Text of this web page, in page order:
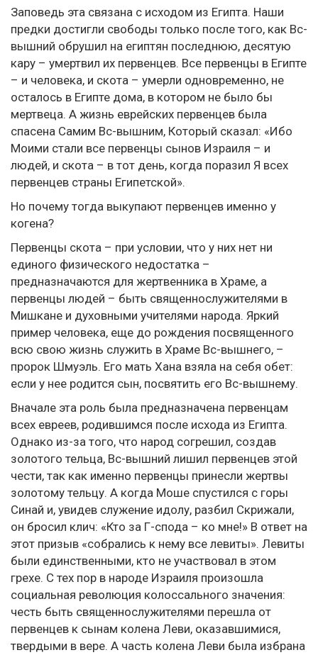
Заповедь эта связана с исходом из Египта. Наши
предки достигли свободы только после того, как Вс-
вышний обрушил на египтян последнюю, десятую
кару – умертвил их первенцев. Все первенцы в Египте
– и человека, и скота – умерли одновременно, не
осталось в Египте дома, в котором не было бы
мертвеца. А жизнь еврейских первенцев была
спасена Самим Вс-вышним, Который сказал: «Ибо
Моими стали все первенцы сынов Израиля – и
людей, и скота – в тот день, когда поразил Я всех
первенцев страны Египетской».
Но почему тогда выкупают первенцев именно у
когена?
Первенцы скота – при условии, что у них нет ни
единого физического недостатка –
предназначаются для жертвенника в Храме, а
первенцы людей – быть священнослужителями в
Мишкане и духовными учителями народа. Яркий
пример человека, еще до рождения посвященного
всю свою жизнь служить в Храме Вс-вышнего, –
пророк Шмуэль. Его мать Хана взяла на себя обет:
если у нее родится сын, посвятить его Вс-вышнему.
Вначале эта роль была предназначена первенцам
всех евреев, родившимся после исхода из Египта.
Однако из-за того, что народ согрешил, создав
золотого тельца, Вс-вышний лишил первенцев этой
чести, так как именно первенцы принесли жертвы
золотому тельцу. А когда Моше спустился с горы
Синай и, увидев служение идолу, разбил Скрижали,
он бросил клич: «Кто за Г-спода – ко мне!» В ответ на
этот призыв «собрались к нему все левиты». Левиты
были единственными, кто не участвовал в этом
грехе. С тех пор в народе Израиля произошла
социальная революция колоссального значения:
честь быть священнослужителями перешла от
первенцев к сынам колена Леви, оказавшимися,
твердыми в вере. А часть колена Леви была избрана